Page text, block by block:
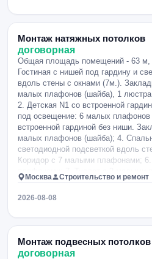
двухуровневый потолок 2,6 м и
на 2,9 по периметру (ниши под
кондиционеров, ниши под шторы и
Монтаж натяжных потолков
договорная
Общая площадь помещений - 63 м,
Гостиная с нишей под гардину и
вдоль стены с окнами (7м.).
малых плафонов (шайба), 1
2. Детская N1 со встроенной
под освещение: 6 малых плафонов
встроенной гардиной без ниши.
малых плафонов (шайба); 4.
светодиодной подсветкой вдоль
Коридор с 7 малыми плафонами;
плафонами; 7. Туалет с 2 малыми
Москва Строительство и ремонт
2026-08-08
Монтаж подвесных потолков
договорная